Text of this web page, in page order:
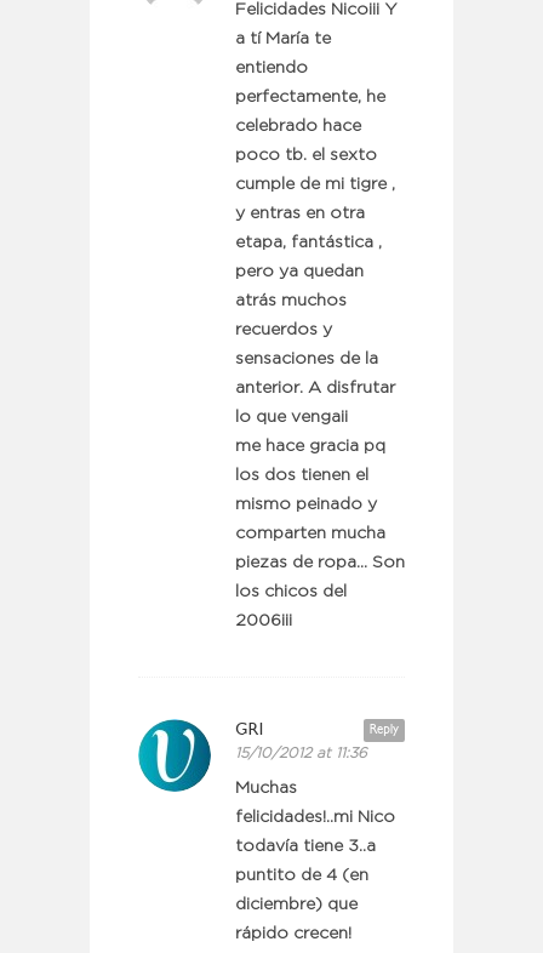
Felicidades Nico¡¡¡ Y
a tí María te
entiendo
perfectamente, he
celebrado hace
poco tb. el sexto
cumple de mi tigre ,
y entras en otra
etapa, fantástica ,
pero ya quedan
atrás muchos
recuerdos y
sensaciones de la
anterior. A disfrutar
lo que venga¡¡
me hace gracia pq
los dos tienen el
mismo peinado y
comparten mucha
piezas de ropa… Son
los chicos del
2006¡¡¡
Reply
GRI
15/10/2012 at 11:36
Muchas
felicidades!..mi Nico
todavía tiene 3..a
puntito de 4 (en
diciembre) que
rápido crecen!